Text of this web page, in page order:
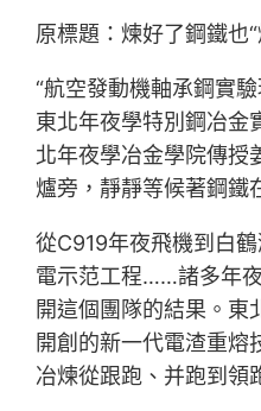
原標題：煉好了鋼鐵也
“航空發動機軸承鋼實
東北年夜學特別鋼冶金
北年夜學冶金學院傳授
爐旁，靜靜等候著鋼鐵
從C919年夜飛機到白
電示范工程……諸多年
開這個團隊的結果。東
開創的新一代電渣重熔
冶煉從跟跑、并跑到領